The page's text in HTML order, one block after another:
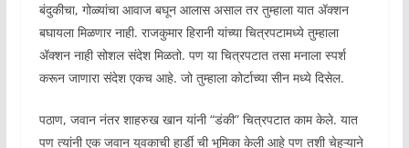
बंदुकीचा, गोळ्यांचा आवाज बघून आलास असाल तर तुम्हाला यात ॲक्शन
बघायला मिळणार नाही. राजकुमार हिरानी यांच्या चित्रपटामध्ये तुम्हाला
ॲक्शन नाही सोशल संदेश मिळतो. पण या चित्रपटात तसा मनाला स्पर्श
करून जाणारा संदेश एकच आहे. जो तुम्हाला कोर्टाच्या सीन मध्ये दिसेल.
पठाण, जवान नंतर शाहरुख खान यांनी “डंकी” चित्रपटात काम केले. यात
पण त्यांनी एक जवान युवकाची हार्डी ची भूमिका केली आहे पण तशी चेहऱ्याने